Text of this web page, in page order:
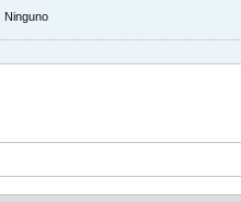
Ninguno